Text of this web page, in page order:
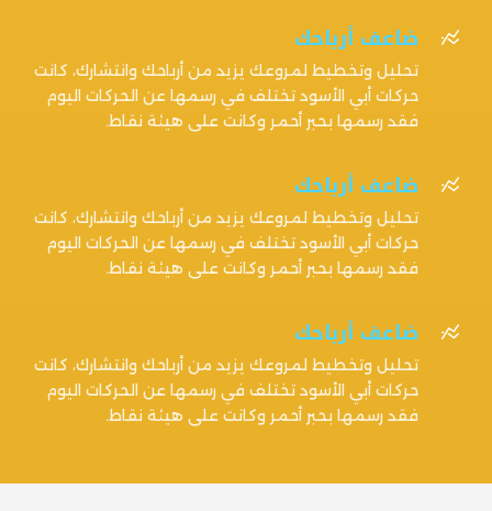
 ضاعف أرباحك
تحليل وتخطيط لمروعك يزيد من أرباحك وانتشارك، كانت
حركات أبي الأسود تختلف في رسمها عن الحركات اليوم
فقد رسمها بحبر أحمر وكانت على هيئة نقاط.
 ضاعف أرباحك
تحليل وتخطيط لمروعك يزيد من أرباحك وانتشارك، كانت
حركات أبي الأسود تختلف في رسمها عن الحركات اليوم
فقد رسمها بحبر أحمر وكانت على هيئة نقاط.
 ضاعف أرباحك
تحليل وتخطيط لمروعك يزيد من أرباحك وانتشارك، كانت
حركات أبي الأسود تختلف في رسمها عن الحركات اليوم
فقد رسمها بحبر أحمر وكانت على هيئة نقاط.